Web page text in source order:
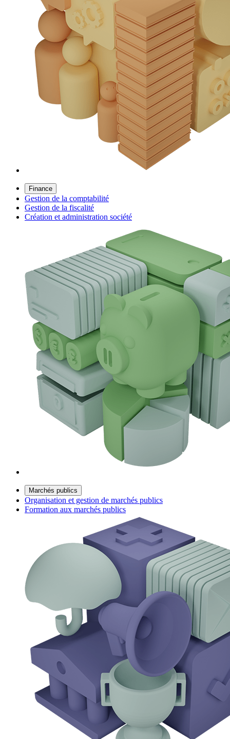
Finance
Gestion de la comptabilité
Gestion de la fiscalité
Création et administration société
Marchés publics
Organisation et gestion de marchés publics
Formation aux marchés publics